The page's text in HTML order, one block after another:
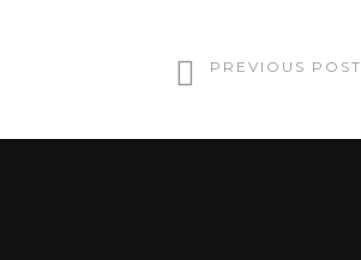
CONTINUE READING
PREVIOUS POST